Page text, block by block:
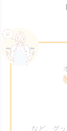
など、グ